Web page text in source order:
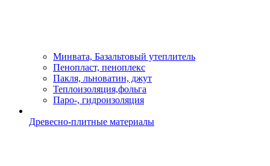
Минвата, Базальтовый утеплитель
Пенопласт, пеноплекс
Пакля, льноватин, джут
Теплоизоляция,фольга
Паро-, гидроизоляция
Древесно-плитные материалы